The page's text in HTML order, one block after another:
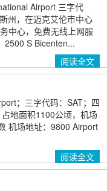
Airport 三字代
州，在迈克艾伦市中心
中心，免费无线上网服
2500 S Bicenten...
阅读全文
；三字代码：SAT；四
地面积1100公顷，机场
机场地址：9800 Airport
阅读全文